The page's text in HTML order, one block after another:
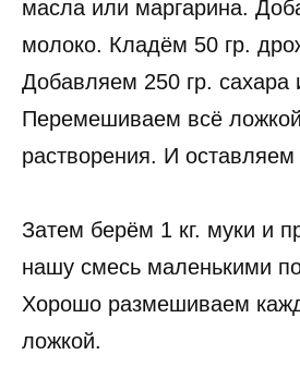
масла или маргарина.
молоко. Кладём 50 гр.
Добавляем 250 гр. сахара
Перемешиваем всё
растворения. И
Затем берём 1 кг. муки и
нашу смесь маленькими
Хорошо размешиваем
ложкой.